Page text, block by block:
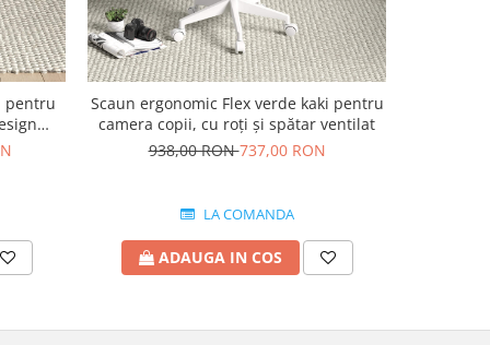
pentru
Scaun ergonomic Flex verde kaki pentru
camera copii, cu roți și spătar ventilat
938,00 RON737,00 RON
LA COMANDA
ADAUGA IN COS